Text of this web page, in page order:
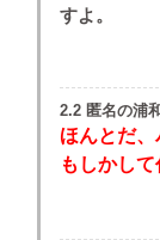
すよ。
2.2 匿名の浦
ほんとだ、
もしかし